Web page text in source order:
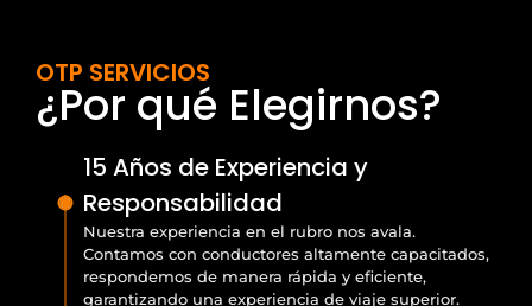
OTP SERVICIOS
¿Por qué Elegirnos?
15 Años de Experiencia y
Responsabilidad
Nuestra experiencia en el rubro nos avala.
Contamos con conductores altamente capacitados,
respondemos de manera rápida y eficiente,
garantizando una experiencia de viaje superior.